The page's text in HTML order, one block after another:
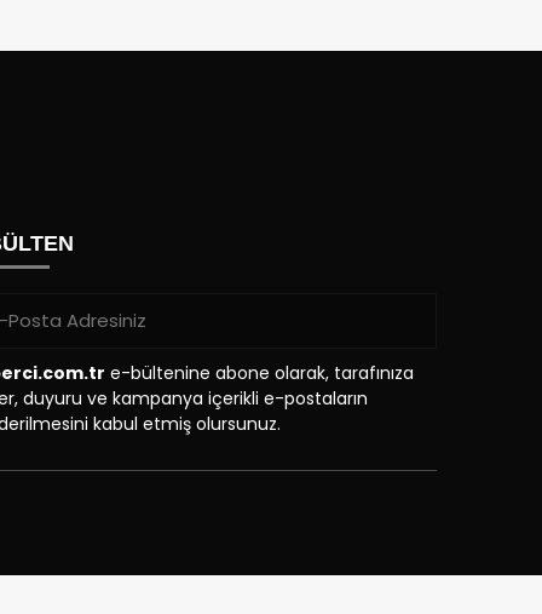
e-bültenine abone olarak, tarafınıza
duyuru ve kampanya içerikli e-postaların
kabul etmiş olursunuz.